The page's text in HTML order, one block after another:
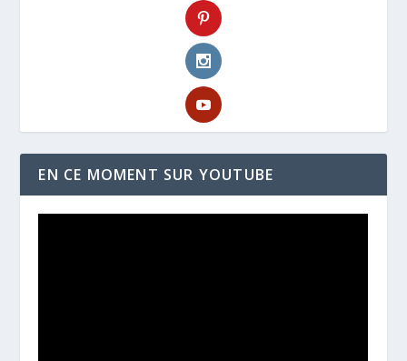
EN CE MOMENT SUR YOUTUBE